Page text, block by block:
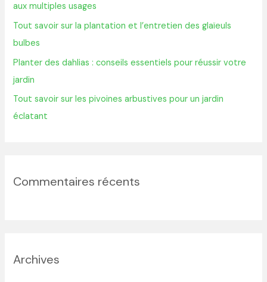
r
:
aux multiples usages
Tout savoir sur la plantation et l’entretien des glaïeuls
bulbes
Planter des dahlias : conseils essentiels pour réussir votre
jardin
Tout savoir sur les pivoines arbustives pour un jardin
éclatant
Commentaires récents
Archives